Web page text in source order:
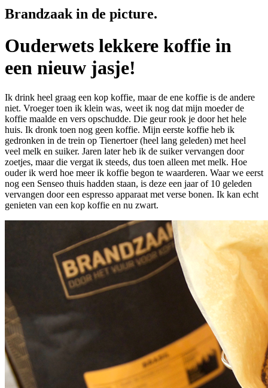
Brandzaak in de picture.
Ouderwets lekkere koffie in
een nieuw jasje!
Ik drink heel graag een kop koffie, maar de ene koffie is de andere
niet. Vroeger toen ik klein was, weet ik nog dat mijn moeder de
koffie maalde en vers opschudde. Die geur rook je door het hele
huis. Ik dronk toen nog geen koffie. Mijn eerste koffie heb ik
gedronken in de trein op Tienertoer (heel lang geleden) met heel
veel melk en suiker. Jaren later heb ik de suiker vervangen door
zoetjes, maar die vergat ik steeds, dus toen alleen met melk. Hoe
ouder ik werd hoe meer ik koffie begon te waarderen. Waar we eerst
nog een Senseo thuis hadden staan, is deze een jaar of 10 geleden
vervangen door een espresso apparaat met verse bonen. Ik kan echt
genieten van een kop koffie en nu zwart.